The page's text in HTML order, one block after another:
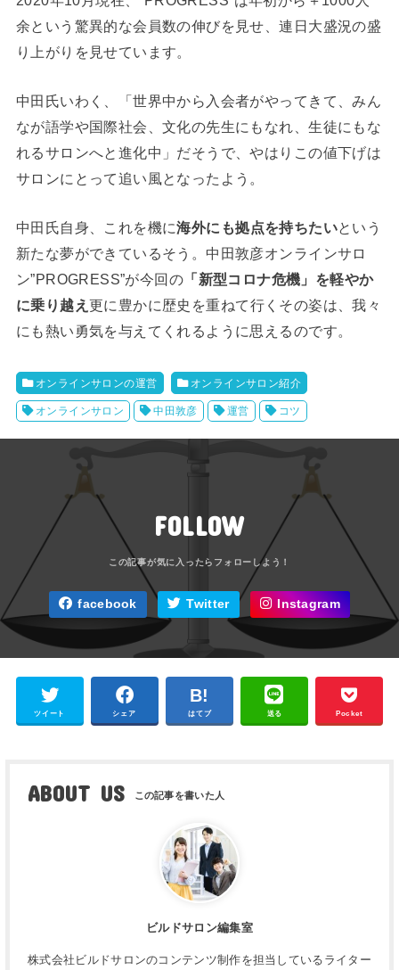
余という驚異的な会員数の伸びを見せ、連日大盛況の盛
り上がりを見せています。
中田氏いわく、「世界中から入会者がやってきて、みん
なが語学や国際社会、文化の先生にもなれ、生徒にもな
れるサロンへと進化中」だそうで、やはりこの値下げは
サロンにとって追い風となったよう。
中田氏自身、これを機に海外にも拠点を持ちたいという
新たな夢ができているそう。中田敦彦オンラインサロ
ン”PROGRESS”が今回の 「新型コロナ危機」を軽やか
に乗り越え 更に豊かに歴史を重ねて行くその姿は、我々
にも熱い勇気を与えてくれるように思えるのです。
オンラインサロンの運営 オンラインサロン紹介
オンラインサロン 中田敦彦 運営 コツ
FOLLOW
facebook Twitter Instagram
ツイート シェア はてブ 送る Pocket
ABOUT US
ビルドサロン編集室
株式会社ビルドサロンのコンテンツ制作を担当しているライター